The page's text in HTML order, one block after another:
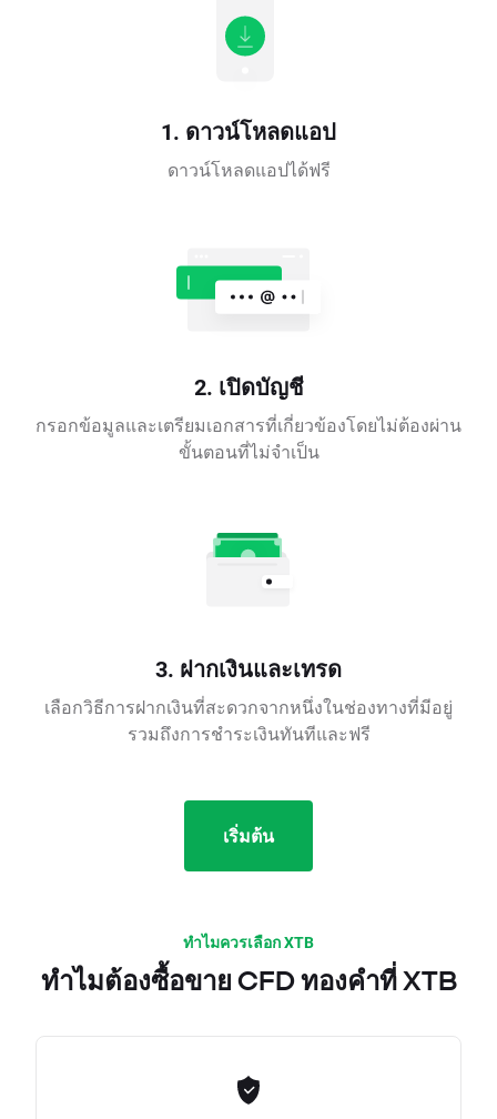
1. ดาวน์โหลดแอป
ดาวน์โหลดแอปได้ฟรี
2. เปิดบัญชี
กรอกข้อมูลและเตรียมเอกสารที่เกี่ยวข้องโดยไม่ต้องผ่าน
ขั้นตอนที่ไม่จำเป็น
3. ฝากเงินและเทรด
เลือกวิธีการฝากเงินที่สะดวกจากหนึ่งในช่องทางที่มีอยู่
รวมถึงการชำระเงินทันทีและฟรี
เริ่มต้น
ทำไมควรเลือก XTB
ทำไมต้องซื้อขาย CFD ทองคำที่ XTB